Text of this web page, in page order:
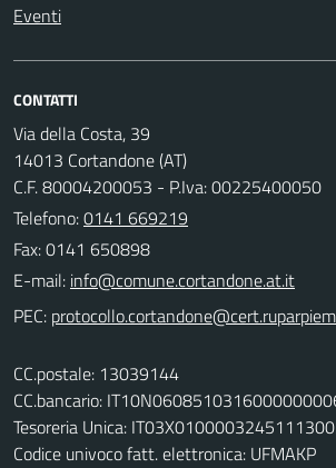
Eventi
CONTATTI
Via della Costa, 39
14013 Cortandone (AT)
C.F. 80004200053 - P.Iva: 00225400050
Telefono:0141 669219
Fax: 0141 650898
E-mail:
PEC:
CC.postale: 13039144
CC.bancario:
Tesoreria Unica:
Codice univoco fatt. elettronica: UFMAKP